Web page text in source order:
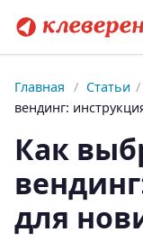
Главная / Статьи /
вендинг:
Как
для